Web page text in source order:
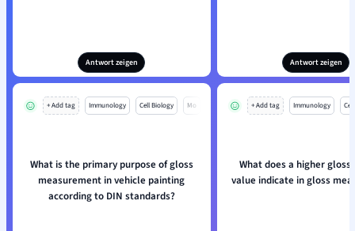
Antwort zeigen Antwort zeigen
+ Add tag Immunology Cell Biology Mo
What is the primary purpose of gloss
measurement in vehicle painting
according to DIN standards?
+ Add tag Immunology
What does a higher gloss
value indicate in gloss